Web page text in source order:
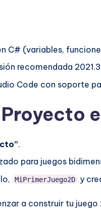
C# (variables,
recomendada
Code con soporte
.
para juegos
MiPrimerJuego2D y
a construir tu juego